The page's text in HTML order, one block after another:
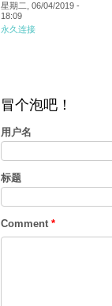
星期二, 06/04/2019 -
18:09
永久连接
冒个泡吧！
用户名
标题
Comment *